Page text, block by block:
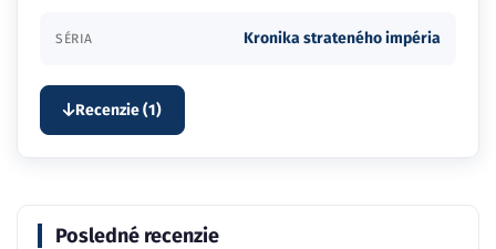
SÉRIA Kronika strateného impéria
Recenzie (1)
Posledné recenzie